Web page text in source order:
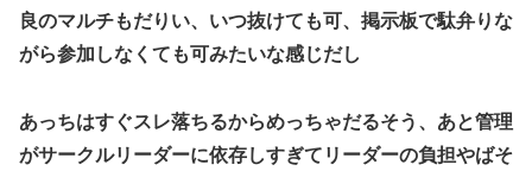
良のマルチもだりい、いつ抜けても可、掲示板で駄弁りな
がら参加しなくても可みたいな感じだし
あっちはすぐスレ落ちるからめっちゃだるそう、あと管理
がサークルリーダーに依存しすぎてリーダーの負担やばそ